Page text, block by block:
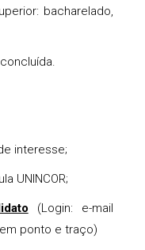
bacharelado,
interesse;
UNINCOR;
(Login: e-mail
ponto e traço)